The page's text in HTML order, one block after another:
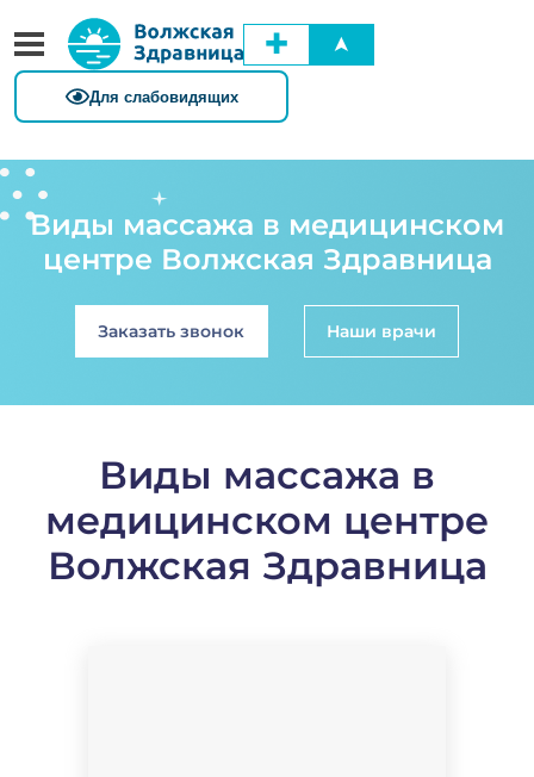
✚ ➤
Виды массажа в медицинском
центре Волжская Здравница
Заказать звонок Наши врачи
Виды массажа в
медицинском центре
Волжская Здравница